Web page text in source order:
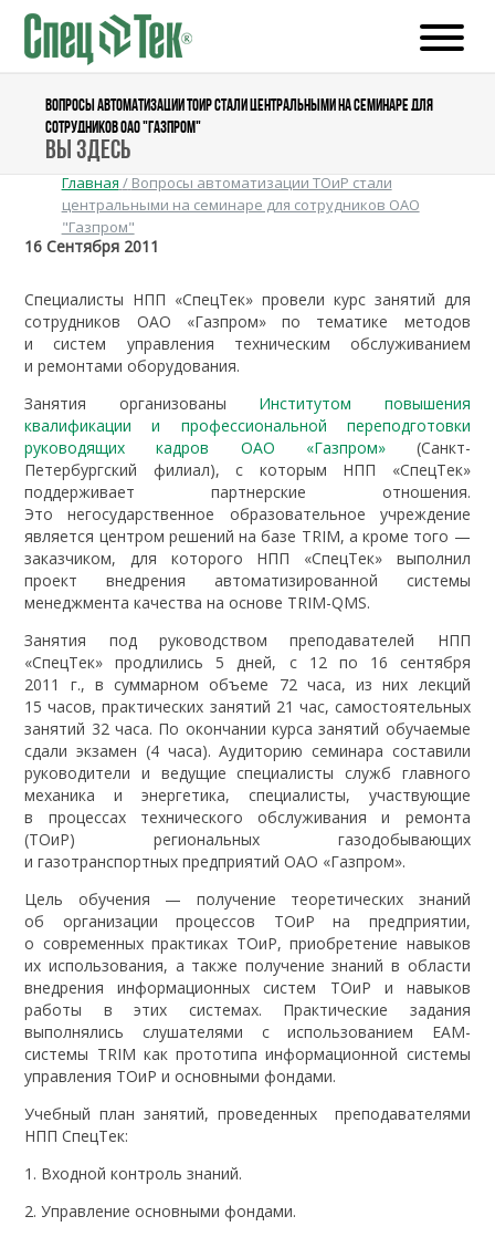
ВОПРОСЫ АВТОМАТИЗАЦИИ ТОИР СТАЛИ ЦЕНТРАЛЬНЫМИ НА СЕМИНАРЕ ДЛЯ
СОТРУДНИКОВ ОАО "ГАЗПРОМ"
Вы здесь
Главная / Вопросы автоматизации ТОиР стали
центральными на семинаре для сотрудников ОАО
"Газпром"
16 Сентября 2011
Специалисты НПП «СпецТек» провели курс занятий для
сотрудников ОАО «Газпром» по тематике методов
и систем управления техническим обслуживанием
и ремонтами оборудования.
Занятия организованы Институтом повышения
квалификации и профессиональной переподготовки
руководящих кадров ОАО «Газпром»(Санкт-
Петербургский филиал), с которым НПП «СпецТек»
поддерживает партнерские отношения.
Это негосударственное образовательное учреждение
является центром решений на базе TRIM, а кроме того —
заказчиком, для которого НПП «СпецТек» выполнил
проект внедрения автоматизированной системы
менеджмента качества на основе TRIM-QMS.
Занятия под руководством преподавателей НПП
«СпецТек» продлились 5 дней, с 12 по 16 сентября
2011 г., в суммарном объеме 72 часа, из них лекций
15 часов, практических занятий 21 час, самостоятельных
занятий 32 часа. По окончании курса занятий обучаемые
сдали экзамен (4 часа). Аудиторию семинара составили
руководители и ведущие специалисты служб главного
механика и энергетика, специалисты, участвующие
в процессах технического обслуживания и ремонта
(ТОиР) региональных газодобывающих
и газотранспортных предприятий ОАО «Газпром».
Цель обучения — получение теоретических знаний
об организации процессов ТОиР на предприятии,
о современных практиках ТОиР, приобретение навыков
их использования, а также получение знаний в области
внедрения информационных систем ТОиР и навыков
работы в этих системах. Практические задания
выполнялись слушателями с использованием EAM-
системы TRIM как прототипа информационной системы
управления ТОиР и основными фондами.
Учебный план занятий, проведенных преподавателями
НПП СпецТек:
1. Входной контроль знаний.
2. Управление основными фондами.